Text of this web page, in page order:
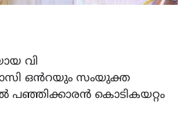
വി
ഒൻറയും സംയുക്ത
പഞ്ഞിക്കാരൻ കൊടികയറ്റം